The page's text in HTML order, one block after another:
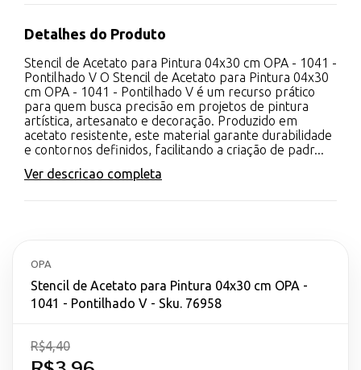
Detalhes do Produto
Stencil de Acetato para Pintura 04x30 cm OPA - 1041 -
Pontilhado V O Stencil de Acetato para Pintura 04x30
cm OPA - 1041 - Pontilhado V é um recurso prático
para quem busca precisão em projetos de pintura
artística, artesanato e decoração. Produzido em
acetato resistente, este material garante durabilidade
e contornos definidos, facilitando a criação de padr...
Ver descricao completa
OPA
Stencil de Acetato para Pintura 04x30 cm OPA -
1041 - Pontilhado V - Sku. 76958
R$4,40